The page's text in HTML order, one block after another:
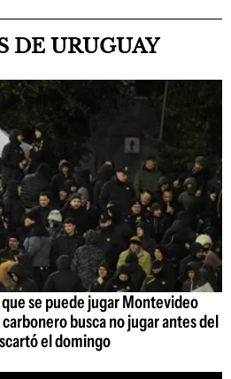
DE URUGUAY
que se puede jugar Montevideo
busca no jugar antes del
el domingo